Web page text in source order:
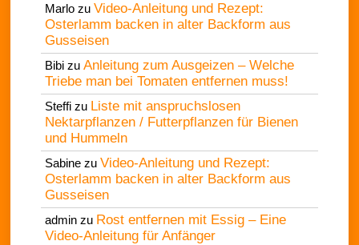
Marlo zuVideo-Anleitung und Rezept:
Osterlamm backen in alter Backform aus
Gusseisen
Bibi zuAnleitung zum Ausgeizen – Welche
Triebe man bei Tomaten entfernen muss!
Steffi zu Liste mit anspruchslosen
Nektarpflanzen / Futterpflanzen für Bienen
und Hummeln
Sabine zuVideo-Anleitung und Rezept:
Osterlamm backen in alter Backform aus
Gusseisen
admin zu Rost entfernen mit Essig – Eine
Video-Anleitung für Anfänger